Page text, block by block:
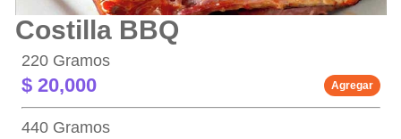
Costilla BBQ
220 Gramos
$ 20,000 Agregar
440 Gramos